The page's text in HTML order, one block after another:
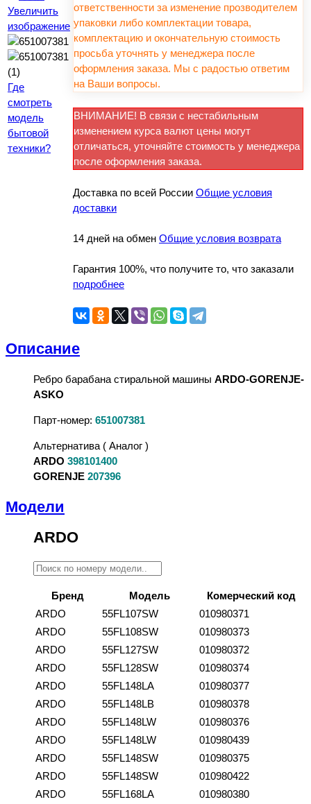
Увеличить
изображение
Где
смотреть
модель
бытовой
техники?
ответственности за изменение прозводителем
упаковки либо комплектации товара,
комплектацию и окончательную стоимость
просьба уточнять у менеджера после
оформления заказа. Мы с радостью ответим
на Ваши вопросы.
ВНИМАНИЕ! В связи с нестабильным
изменением курса валют цены могут
отличаться, уточняйте стоимость у менеджера
после оформления заказа.
Доставка по всей России Общие условия
доставки
14 дней на обмен Общие условия возврата
Гарантия 100%, что получите то, что заказали
подробнее
Описание
Ребро барабана стиральной машины ARDO-GORENJE-
ASKO
Парт-номер: 651007381
Альтернатива ( Аналог )
ARDO 398101400
GORENJE 207396
Модели
ARDO
Бренд Модель
Комерческий код
ARDO
55FL107SW
010980371
ARDO
55FL108SW
010980373
ARDO
55FL127SW
010980372
ARDO
55FL128SW
010980374
ARDO
55FL148LA
010980377
ARDO
55FL148LB
010980378
ARDO
55FL148LW
010980376
ARDO
55FL148LW
010980439
ARDO
55FL148SW
010980375
ARDO
55FL148SW
010980422
ARDO
55FL168LA
010980380